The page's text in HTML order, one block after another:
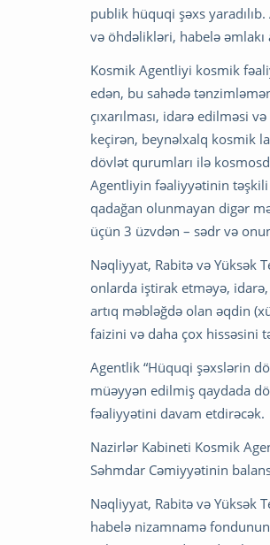
publik hüquqi şəxs
və öhdəlikləri, habelə əmlakı
Kosmik Agentliyi kosmik
edən, bu sahədə
çıxarılması, idarə edilməsi
keçirən, beynəlxalq kosmik
dövlət qurumları ilə
Agentliyin fəaliyyətinin
qadağan olunmayan digər
üçün 3 üzvdən – sədr və
Nəqliyyat, Rabitə və Yüksək
onlarda iştirak etməyə,
artıq məbləğdə olan əqdin
faizini və daha çox hissəsini
Agentlik “Hüquqi şəxslərin
müəyyən edilmiş qaydada
fəaliyyətini davam etdirəcək.
Nazirlər Kabineti Kosmik
Səhmdar Cəmiyyətinin
Nəqliyyat, Rabitə və Yüksək
habelə nizamnamə